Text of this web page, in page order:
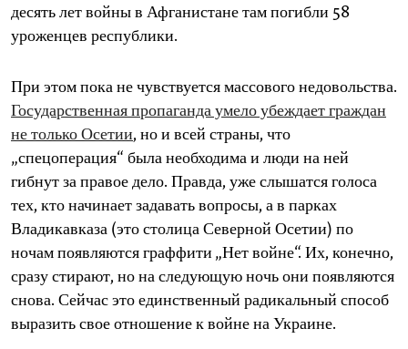
десять лет войны в Афганистане там погибли 58
уроженцев республики.
При этом пока не чувствуется массового недовольства.
Государственная пропаганда умело убеждает граждан
не только Осетии, но и всей страны, что
„спецоперация“ была необходима и люди на ней
гибнут за правое дело. Правда, уже слышатся голоса
тех, кто начинает задавать вопросы, а в парках
Владикавказа (это столица Северной Осетии) по
ночам появляются граффити „Нет войне“. Их, конечно,
сразу стирают, но на следующую ночь они появляются
снова. Сейчас это единственный радикальный способ
выразить свое отношение к войне на Украине.